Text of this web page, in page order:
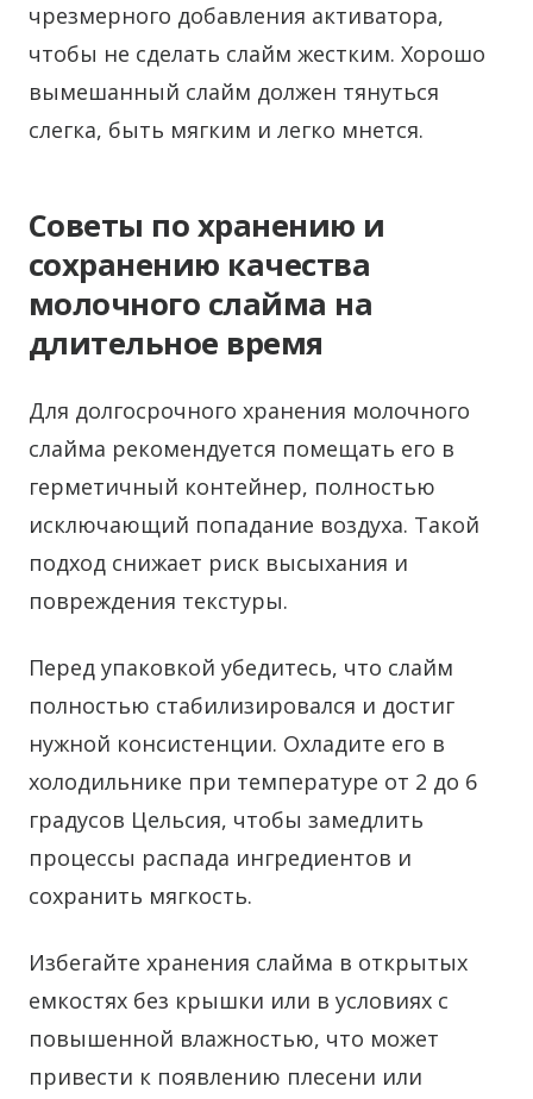
чрезмерного добавления активатора,
чтобы не сделать слайм жестким. Хорошо
вымешанный слайм должен тянуться
слегка, быть мягким и легко мнется.
Советы по хранению и
сохранению качества
молочного слайма на
длительное время
Для долгосрочного хранения молочного
слайма рекомендуется помещать его в
герметичный контейнер, полностью
исключающий попадание воздуха. Такой
подход снижает риск высыхания и
повреждения текстуры.
Перед упаковкой убедитесь, что слайм
полностью стабилизировался и достиг
нужной консистенции. Охладите его в
холодильнике при температуре от 2 до 6
градусов Цельсия, чтобы замедлить
процессы распада ингредиентов и
сохранить мягкость.
Избегайте хранения слайма в открытых
емкостях без крышки или в условиях с
повышенной влажностью, что может
привести к появлению плесени или